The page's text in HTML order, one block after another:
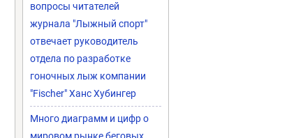
вопросы читателей
журнала "Лыжный спорт"
отвечает руководитель
отдела по разработке
гоночных лыж компании
"Fischer" Ханс Хубингер
Много диаграмм и цифр о